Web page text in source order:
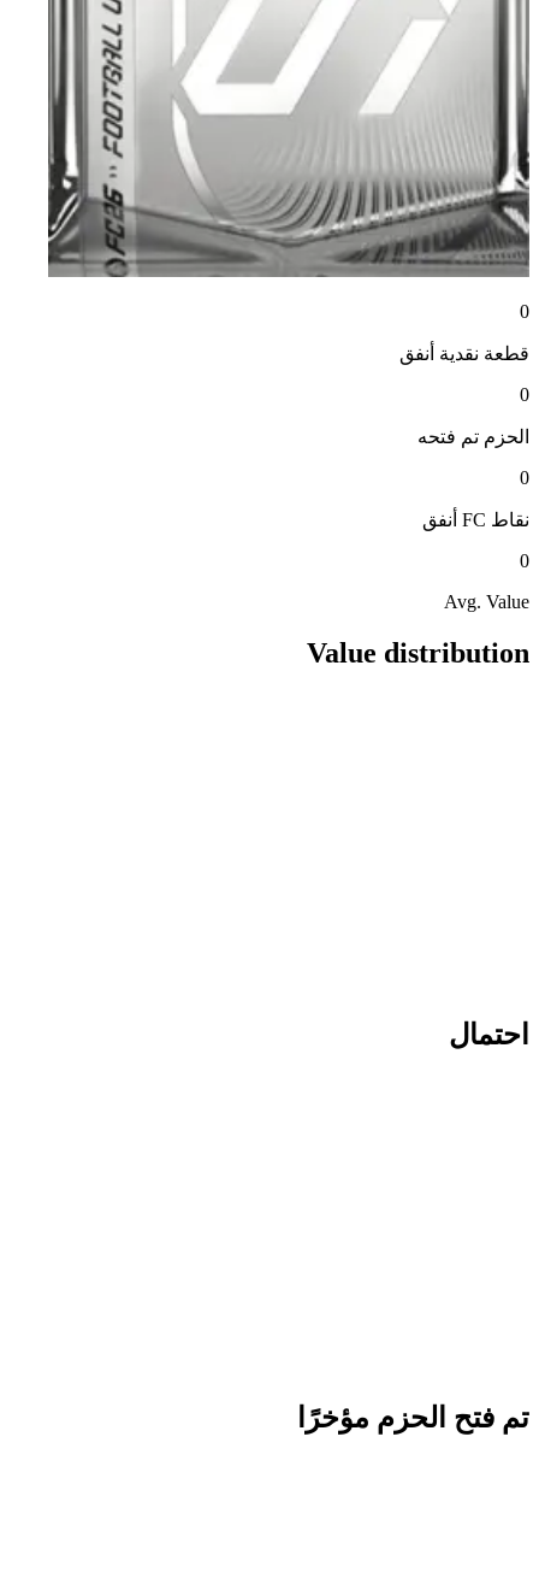
0
قطعة نقدية أنفق
0
الحزم تم فتحه
0
نقاط FC
أنفق
0
Avg. Value
Value distribution
احتمال
تم فتح الحزم مؤخرًا